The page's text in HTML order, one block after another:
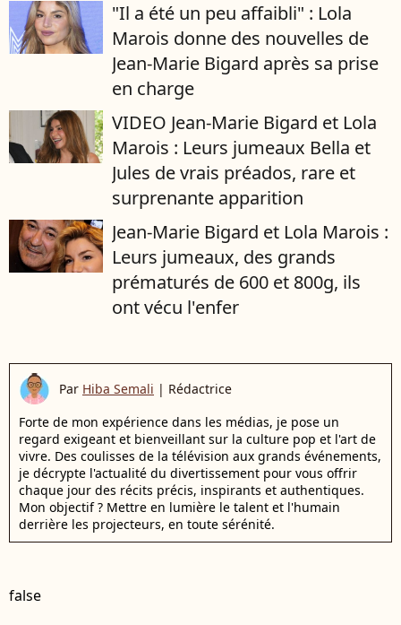
"Il a été un peu affaibli" : Lola
Marois donne des nouvelles de
Jean-Marie Bigard après sa prise
en charge
VIDEO Jean-Marie Bigard et Lola
Marois : Leurs jumeaux Bella et
Jules de vrais préados, rare et
surprenante apparition
Jean-Marie Bigard et Lola Marois :
Leurs jumeaux, des grands
prématurés de 600 et 800g, ils
ont vécu l'enfer
Par Hiba Semali | Rédactrice
Forte de mon expérience dans les médias, je pose un
regard exigeant et bienveillant sur la culture pop et l'art de
vivre. Des coulisses de la télévision aux grands événements,
je décrypte l'actualité du divertissement pour vous offrir
chaque jour des récits précis, inspirants et authentiques.
Mon objectif ? Mettre en lumière le talent et l'humain
derrière les projecteurs, en toute sérénité.
false